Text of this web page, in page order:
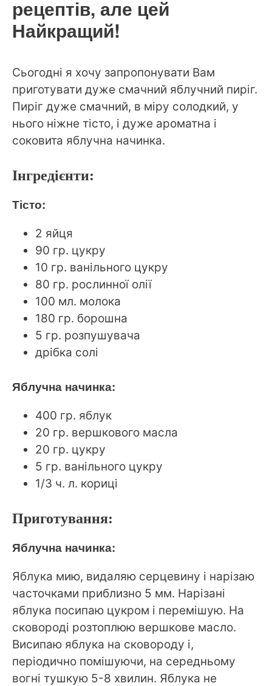
рецептів, але цей
Найкращий!
Сьогодні я хочу запропонувати Вам
приготувати дуже смачний яблучний пиріг.
Пиріг дуже смачний, в міру солодкий, у
нього ніжне тісто, і дуже ароматна і
соковита яблучна начинка.
Інгредієнти:
Тісто:
2 яйця
90 гр. цукру
10 гр. ванільного цукру
80 гр. рослинної олії
100 мл. молока
180 гр. борошна
5 гр. розпушувача
дрібка солі
Яблучна начинка:
400 гр. яблук
20 гр. вершкового масла
20 гр. цукру
5 гр. ванільного цукру
1/3 ч. л. кориці
Приготування:
Яблучна начинка:
Яблука мию, видаляю серцевину і нарізаю
часточками приблизно 5 мм. Нарізані
яблука посипаю цукром і перемішую. На
сковороді розтоплюю вершкове масло.
Висипаю яблука на сковороду і,
періодично помішуючи, на середньому
вогні тушкую 5-8 хвилин. Яблука не